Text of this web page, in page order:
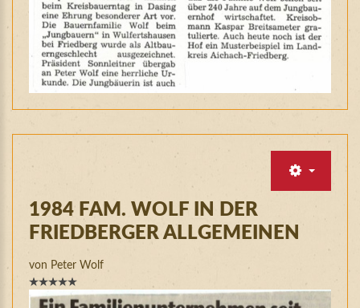
1984 FAM. WOLF IN
DER
FRIEDBERGER ALLGEMEINEN
von Peter Wolf